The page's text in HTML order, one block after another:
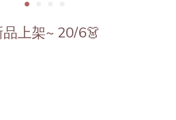
上架~ 20/6👗